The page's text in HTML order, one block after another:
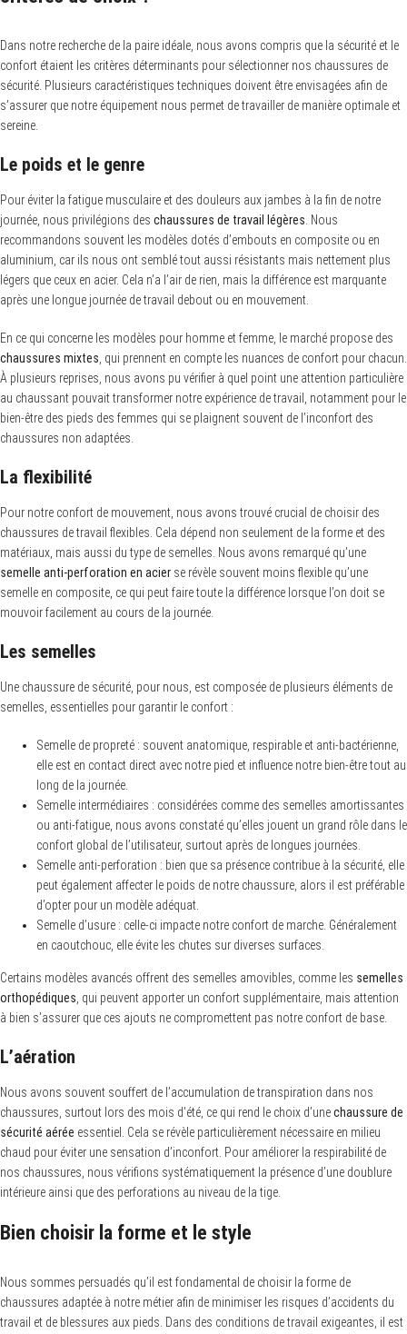
Dans notre recherche de la paire idéale, nous avons compris que la sécurité et le
confort étaient les critères déterminants pour sélectionner nos chaussures de
sécurité. Plusieurs caractéristiques techniques doivent être envisagées afin de
s’assurer que notre équipement nous permet de travailler de manière optimale et
sereine.
Le poids et le genre
Pour éviter la fatigue musculaire et des douleurs aux jambes à la fin de notre
journée, nous privilégions des chaussures de travail légères . Nous
recommandons souvent les modèles dotés d’embouts en composite ou en
aluminium, car ils nous ont semblé tout aussi résistants mais nettement plus
légers que ceux en acier. Cela n’a l’air de rien, mais la différence est marquante
après une longue journée de travail debout ou en mouvement.
En ce qui concerne les modèles pour homme et femme, le marché propose des
chaussures mixtes , qui prennent en compte les nuances de confort pour chacun.
À plusieurs reprises, nous avons pu vérifier à quel point une attention particulière
au chaussant pouvait transformer notre expérience de travail, notamment pour le
bien-être des pieds des femmes qui se plaignent souvent de l’inconfort des
chaussures non adaptées.
La flexibilité
Pour notre confort de mouvement, nous avons trouvé crucial de choisir des
chaussures de travail flexibles. Cela dépend non seulement de la forme et des
matériaux, mais aussi du type de semelles. Nous avons remarqué qu’une
semelle anti-perforation en acier se révèle souvent moins flexible qu’une
semelle en composite, ce qui peut faire toute la différence lorsque l’on doit se
mouvoir facilement au cours de la journée.
Les semelles
Une chaussure de sécurité, pour nous, est composée de plusieurs éléments de
semelles, essentielles pour garantir le confort :
Semelle de propreté : souvent anatomique, respirable et anti-bactérienne,
elle est en contact direct avec notre pied et influence notre bien-être tout au
long de la journée.
Semelle intermédiaires : considérées comme des semelles amortissantes
ou anti-fatigue, nous avons constaté qu’elles jouent un grand rôle dans le
confort global de l’utilisateur, surtout après de longues journées.
Semelle anti-perforation : bien que sa présence contribue à la sécurité, elle
peut également affecter le poids de notre chaussure, alors il est préférable
d’opter pour un modèle adéquat.
Semelle d’usure : celle-ci impacte notre confort de marche. Généralement
en caoutchouc, elle évite les chutes sur diverses surfaces.
Certains modèles avancés offrent des semelles amovibles, comme les semelles
orthopédiques , qui peuvent apporter un confort supplémentaire, mais attention
à bien s’assurer que ces ajouts ne compromettent pas notre confort de base.
L’aération
Nous avons souvent souffert de l’accumulation de transpiration dans nos
chaussures, surtout lors des mois d’été, ce qui rend le choix d’unechaussure de
sécurité aérée essentiel. Cela se révèle particulièrement nécessaire en milieu
chaud pour éviter une sensation d’inconfort. Pour améliorer la respirabilité de
nos chaussures, nous vérifions systématiquement la présence d’une doublure
intérieure ainsi que des perforations au niveau de la tige.
Bien choisir la forme et le style
Nous sommes persuadés qu’il est fondamental de choisir la forme de
chaussures adaptée à notre métier afin de minimiser les risques d’accidents du
travail et de blessures aux pieds. Dans des conditions de travail exigeantes, il est
e
c
h
o
r